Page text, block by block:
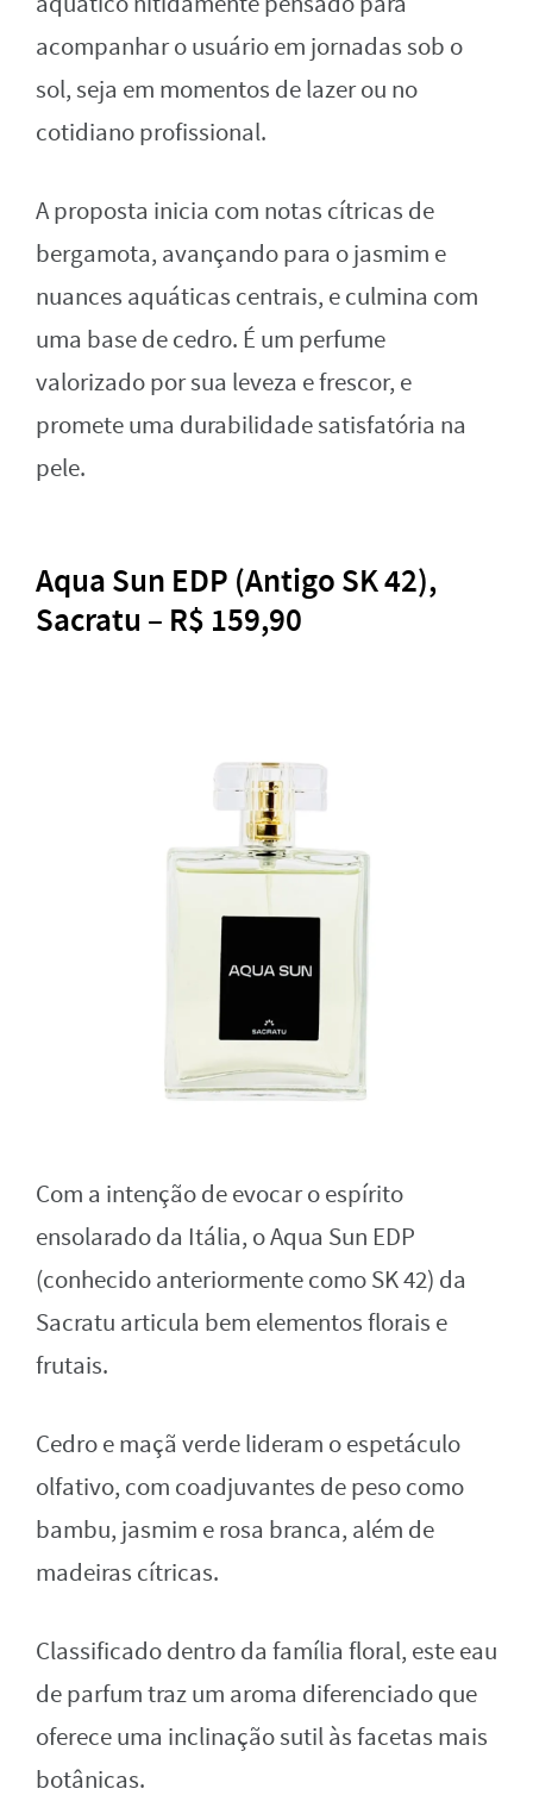
acompanhar o usuário em jornadas sob o
sol, seja em momentos de lazer ou no
cotidiano profissional.
A proposta inicia com notas cítricas de
bergamota, avançando para o jasmim e
nuances aquáticas centrais, e culmina com
uma base de cedro. É um perfume
valorizado por sua leveza e frescor, e
promete uma durabilidade satisfatória na
pele.
Aqua Sun EDP (Antigo SK 42),
Sacratu – R$ 159,90
Com a intenção de evocar o espírito
ensolarado da Itália, o Aqua Sun EDP
(conhecido anteriormente como SK 42) da
Sacratu articula bem elementos florais e
frutais.
Cedro e maçã verde lideram o espetáculo
olfativo, com coadjuvantes de peso como
bambu, jasmim e rosa branca, além de
madeiras cítricas.
Classificado dentro da família floral, este eau
de parfum traz um aroma diferenciado que
oferece uma inclinação sutil às facetas mais
botânicas.